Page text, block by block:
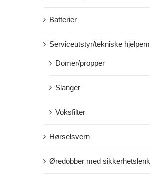
Batterier
Serviceutstyr/tekniske
Domer/propper
Slanger
Voksfilter
Hørselsvern
Øredobber med